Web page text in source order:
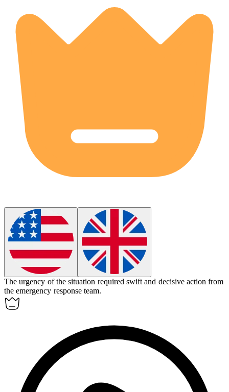
Theurgency of the situation required swift and decisive action from
the emergency response team.